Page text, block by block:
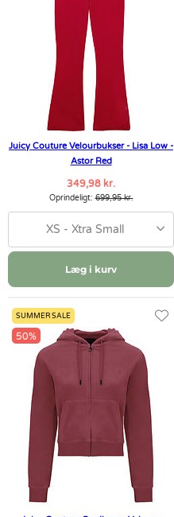
Juicy Couture Velourbukser - Lisa Low -
Astor Red
349,98 kr.
Oprindeligt:699,95 kr.
XS - Xtra Small
Læg i kurv
SUMMER SALE
50%